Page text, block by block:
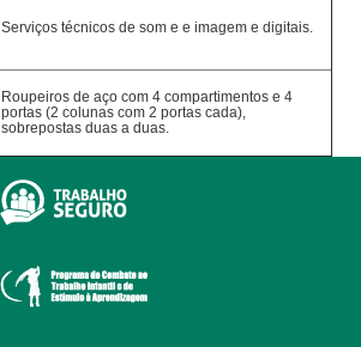
Serviços técnicos de som e e imagem e digitais.
Roupeiros de aço com 4 compartimentos e 4
portas (2 colunas com 2 portas cada),
sobrepostas duas a duas.